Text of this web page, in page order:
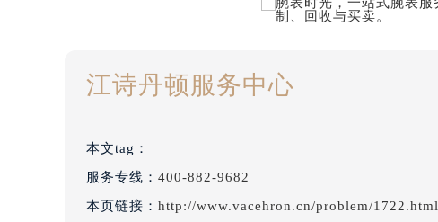
江诗丹顿服务中心
本文tag：
服务专线： 400-882-9682
本页链接： http://www.vacehron.cn/problem/1722.html